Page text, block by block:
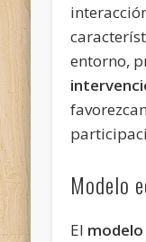
entorno,
Modelo
El